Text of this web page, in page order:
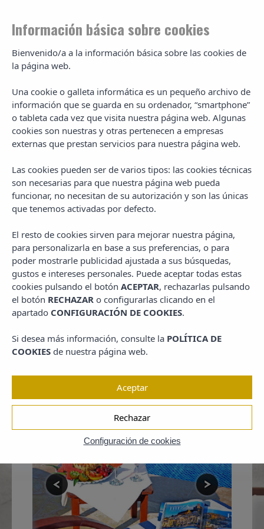
Grand Hotel Palladium
Hotel 5 estrellas - Spa
marcado estilo clásico-renacentista. Sus ambientes elegantes,
cuidados hasta el mínimo detalle y embellecidos por el clima
profesional del personal del hotel, convierten el Grand Hotel
Palladium en uno de los más exitosos hoteles de 5 estrellas de
La madera noble de los muebles clásicos y los mármoles
caracterizan los diferentes espacios del Grand Hotel Palladium.
Un disfrute para los sentidos, elegante y confortable, donde no
echará nada en falta. El hotel cuenta con acceso directo a la
playa, zonas verdes, amplias habitaciones, sala de reuniones,
un spa, sauna, servicio de estetica y masajes, piscina interior y
exterior y un gimnasio.
Destaca la situación en primera linea del restaurante Caesar´s,
de cocina mediterranea con toques de cocina moderna y con
una gran selección de vinos y champagne.
Elija el Grand Hotel Palladium, déjese cuidar por nuestro
experimentado equipo y disfrute de unas vacaciones de
ensueño.
Información básica sobre cookies
Bienvenido/a a la información básica sobre las cookies de
la página web.
Una cookie o galleta informática es un pequeño archivo de
información que se guarda en su ordenador, “smartphone”
o tableta cada vez que visita nuestra página web. Algunas
cookies son nuestras y otras pertenecen a empresas
externas que prestan servicios para nuestra página web.
Las cookies pueden ser de varios tipos: las cookies técnicas
son necesarias para que nuestra página web pueda
funcionar, no necesitan de su autorización y son las únicas
que tenemos activadas por defecto.
El resto de cookies sirven para mejorar nuestra página,
para personalizarla en base a sus preferencias, o para
poder mostrarle publicidad ajustada a sus búsquedas,
gustos e intereses personales. Puede aceptar todas estas
cookies pulsando el botón ACEPTAR, rechazarlas pulsando
el botón RECHAZAR o configurarlas clicando en el
apartado CONFIGURACIÓN DE COOKIES.
Si desea más información, consulte la POLÍTICA DE
COOKIES de nuestra página web.
Configuración de cookies
Rechazar
Aceptar